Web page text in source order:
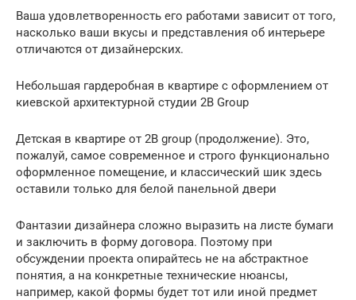
Ваша удовлетворенность его работами зависит от того,
насколько ваши вкусы и представления об интерьере
отличаются от дизайнерских.
Небольшая гардеробная в квартире с оформлением от
киевской архитектурной студии 2B Group
Детская в квартире от 2B group (продолжение). Это,
пожалуй, самое современное и строго функционально
оформленное помещение, и классический шик здесь
оставили только для белой панельной двери
Фантазии дизайнера сложно выразить на листе бумаги
и заключить в форму договора. Поэтому при
обсуждении проекта опирайтесь не на абстрактное
понятия, а на конкретные технические нюансы,
например, какой формы будет тот или иной предмет